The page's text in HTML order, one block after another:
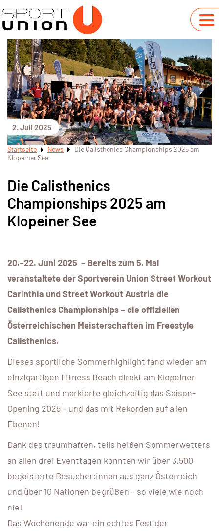
2. Juli 2025
Startseite News
Die Calisthenics Championships 2025 am
Klopeiner See
Die Calisthenics
Championships 2025 am
Klopeiner See
20.–22. Juni 2025 – Bereits zum 5. Mal
veranstaltete der Sportverein Union Street Workout
Carinthia und Street Workout Austria die
Calisthenics Championships – die offiziellen
Österreichischen Meisterschaften im Freestyle
Calisthenics.
Dieses sportliche Sommerhighlight fand wieder am
einzigartigen Fitness Beach direkt am Klopeiner
See statt und markierte gleichzeitig das Saison-
Opening 2025 – und das mit Rekorden auf allen
Ebenen!
Dank des traumhaften, teils heißen Sommerwetters
an allen drei Eventtagen konnten wir über 3.500
begeisterte Besucher:innen aus ganz Österreich
und über 10 Nationen begrüßen – so viele wie noch
nie!
Das Wochenende war ein echtes Fest der